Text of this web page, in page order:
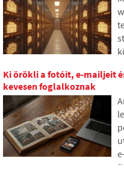
Ki örökli a fotóit, e-mailjeit
kevesen foglalkoznak